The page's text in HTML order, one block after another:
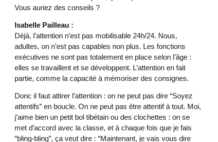
Vous auriez des conseils ?
Isabelle Pailleau :
Déjà, l’attention n’est pas mobilisable 24h/24. Nous,
adultes, on n’est pas capables non plus. Les fonctions
exécutives ne sont pas totalement en place selon l’âge :
elles se travaillent et se développent. L’attention en fait
partie, comme la capacité à mémoriser des consignes.
Donc il faut attirer l’attention : on ne peut pas dire “Soyez
attentifs” en boucle. On ne peut pas être attentif à tout. Moi,
j’aime bien un petit bol tibétain ou des clochettes : on se
met d’accord avec la classe, et à chaque fois que je fais
“bling-bling”, ça veut dire : “Maintenant, je vais vous dire